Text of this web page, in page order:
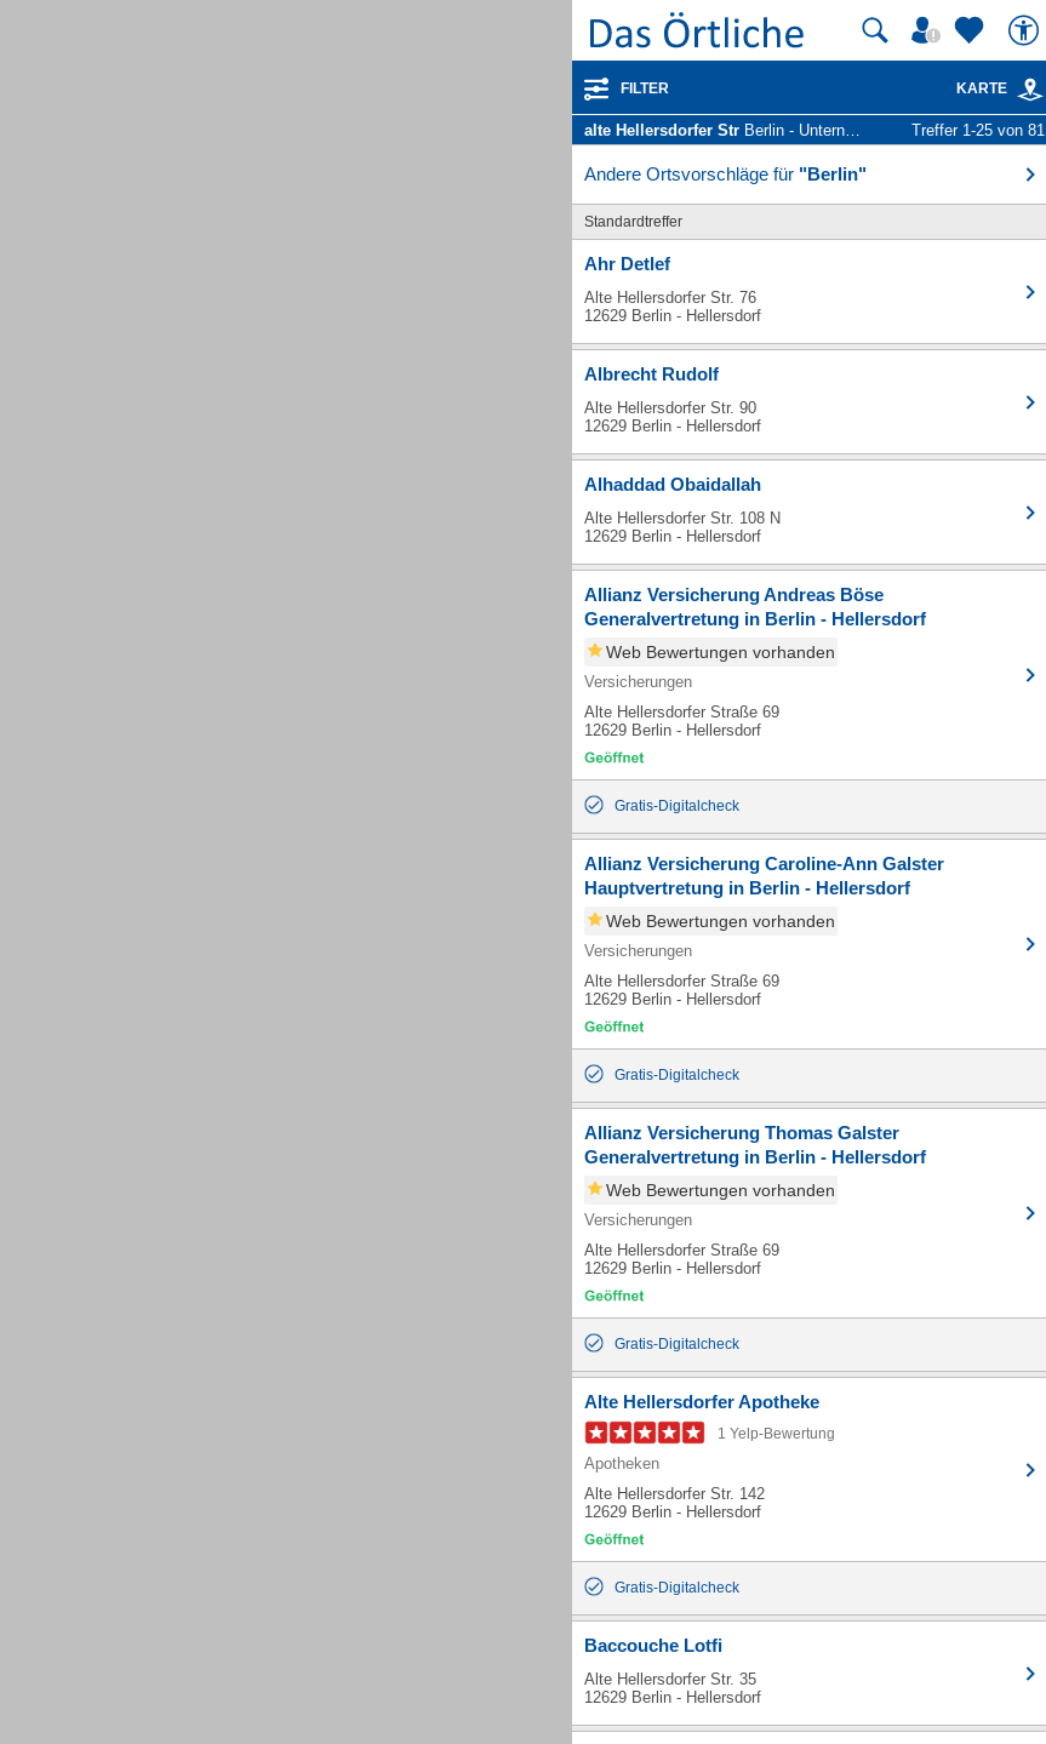
FILTER KARTE
alte Hellersdorfer Str Berlin - Unternehmen und Personen Treffer 1-25 von 81
Andere Ortsvorschläge für "Berlin"
Standardtreffer
Ahr Detlef
Alte Hellersdorfer Str. 76
12629 Berlin - Hellersdorf
Albrecht Rudolf
Alte Hellersdorfer Str. 90
12629 Berlin - Hellersdorf
Alhaddad Obaidallah
Alte Hellersdorfer Str. 108 N
12629 Berlin - Hellersdorf
Allianz Versicherung Andreas Böse
Generalvertretung in Berlin - Hellersdorf
Web Bewertungen vorhanden
Versicherungen
Alte Hellersdorfer Straße 69
12629 Berlin - Hellersdorf
Gratis-Digitalcheck
Allianz Versicherung Caroline-Ann Galster
Hauptvertretung in Berlin - Hellersdorf
Web Bewertungen vorhanden
Versicherungen
Alte Hellersdorfer Straße 69
12629 Berlin - Hellersdorf
Gratis-Digitalcheck
Allianz Versicherung Thomas Galster
Generalvertretung in Berlin - Hellersdorf
Web Bewertungen vorhanden
Versicherungen
Alte Hellersdorfer Straße 69
12629 Berlin - Hellersdorf
Gratis-Digitalcheck
Alte Hellersdorfer Apotheke
1 Yelp-Bewertung
Apotheken
Alte Hellersdorfer Str. 142
12629 Berlin - Hellersdorf
Gratis-Digitalcheck
Baccouche Lotfi
Alte Hellersdorfer Str. 35
12629 Berlin - Hellersdorf